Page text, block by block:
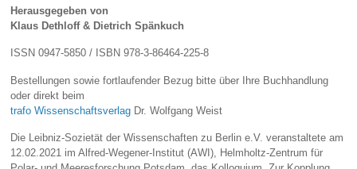
Herausgegeben von
Klaus Dethloff & Dietrich Spänkuch
ISSN 0947-5850 / ISBN 978-3-86464-225-8
Bestellungen sowie fortlaufender Bezug bitte über Ihre Buchhandlung
oder direkt beim
trafo Wissenschaftsverlag Dr. Wolfgang Weist
Die Leibniz-Sozietät der Wissenschaften zu Berlin e.V. veranstaltete am
12.02.2021 im Alfred-Wegener-Institut (AWI), Helmholtz-Zentrum für